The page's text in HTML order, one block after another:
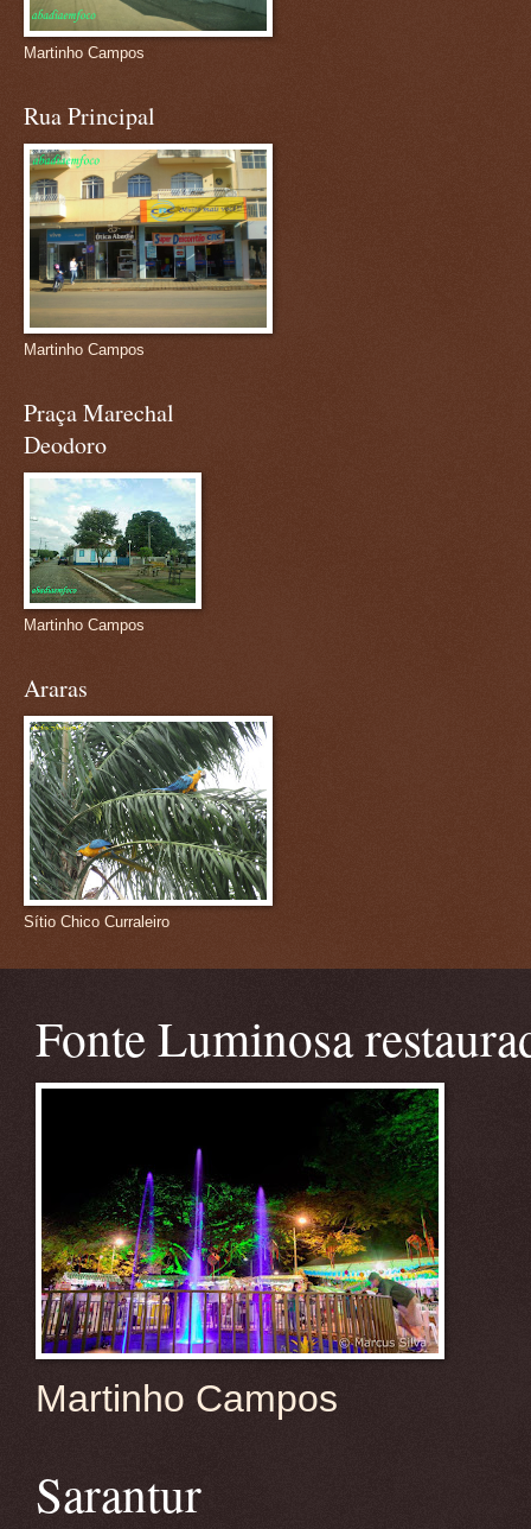
Martinho Campos
Rua Principal
Martinho Campos
Praça Marechal
Deodoro
Martinho Campos
Araras
Sítio Chico Curraleiro
Fonte Luminosa
Martinho Campos
Sarantur